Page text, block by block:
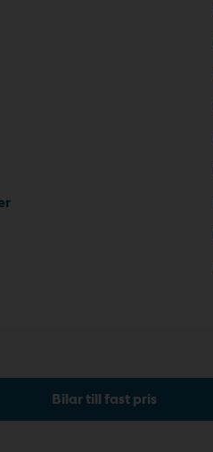
Bilar till fast pris